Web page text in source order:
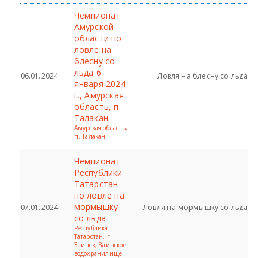
06.01.2024
Чемпионат
Амурской
области по
ловле на
блесну со
льда 6
января 2024
г., Амурская
область, п.
Талакан
Амурская область,
п. Талакан
Ловля на блесну со льда
07.01.2024
Чемпионат
Республики
Татарстан
по ловле на
мормышку
со льда
Республика
Татарстан, г.
Заинск, Заинское
водохранилище
Ловля на мормышку со льда